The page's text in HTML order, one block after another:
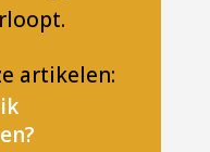
artikelen: